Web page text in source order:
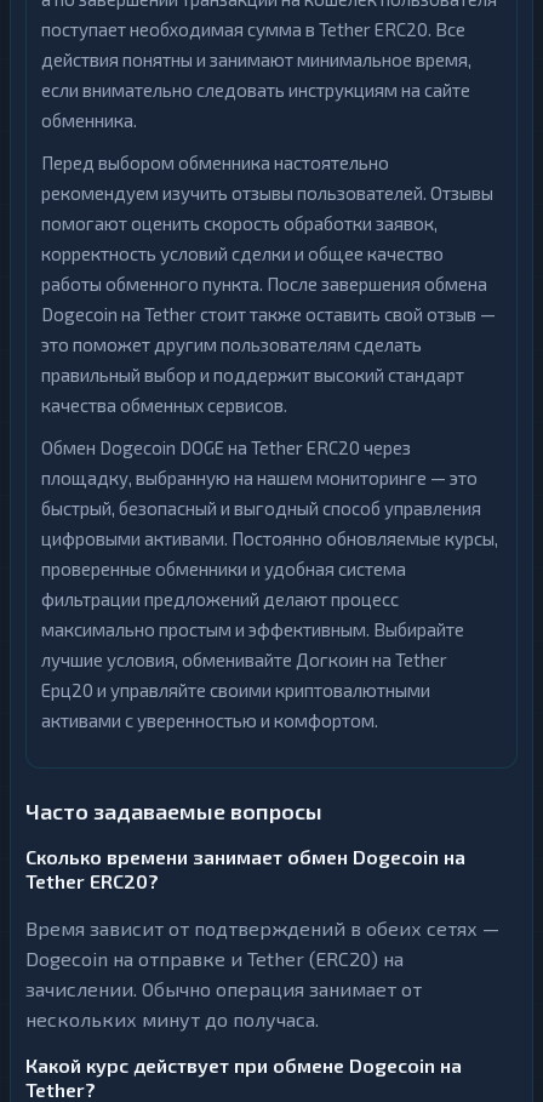
поступает необходимая сумма в Tether ERC20. Все
действия понятны и занимают минимальное время,
если внимательно следовать инструкциям на сайте
обменника.
Перед выбором обменника настоятельно
рекомендуем изучить отзывы пользователей. Отзывы
помогают оценить скорость обработки заявок,
корректность условий сделки и общее качество
работы обменного пункта. После завершения обмена
Dogecoin на Tether стоит также оставить свой отзыв —
это поможет другим пользователям сделать
правильный выбор и поддержит высокий стандарт
качества обменных сервисов.
Обмен Dogecoin DOGE на Tether ERC20 через
площадку, выбранную на нашем мониторинге — это
быстрый, безопасный и выгодный способ управления
цифровыми активами. Постоянно обновляемые курсы,
проверенные обменники и удобная система
фильтрации предложений делают процесс
максимально простым и эффективным. Выбирайте
лучшие условия, обменивайте Догкоин на Tether
Ерц20 и управляйте своими криптовалютными
активами с уверенностью и комфортом.
Часто задаваемые вопросы
Сколько времени занимает обмен Dogecoin на
Tether ERC20?
Время зависит от подтверждений в обеих сетях —
Dogecoin на отправке и Tether (ERC20) на
зачислении. Обычно операция занимает от
нескольких минут до получаса.
Какой курс действует при обмене Dogecoin на
Tether?